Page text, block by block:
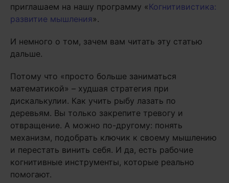
приглашаем на нашу программу «Когнитивистика:
развитие мышления».
И немного о том, зачем вам читать эту статью
дальше.
Потому что «просто больше заниматься
математикой» – худшая стратегия при
дискалькулии. Как учить рыбу лазать по
деревьям. Вы только закрепите тревогу и
отвращение. А можно по-другому: понять
механизм, подобрать ключик к своему мышлению
и перестать винить себя. И да, есть рабочие
когнитивные инструменты, которые реально
помогают.